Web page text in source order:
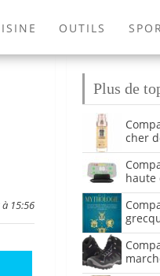
OUTILS
15:56
Plus de
cher
haute